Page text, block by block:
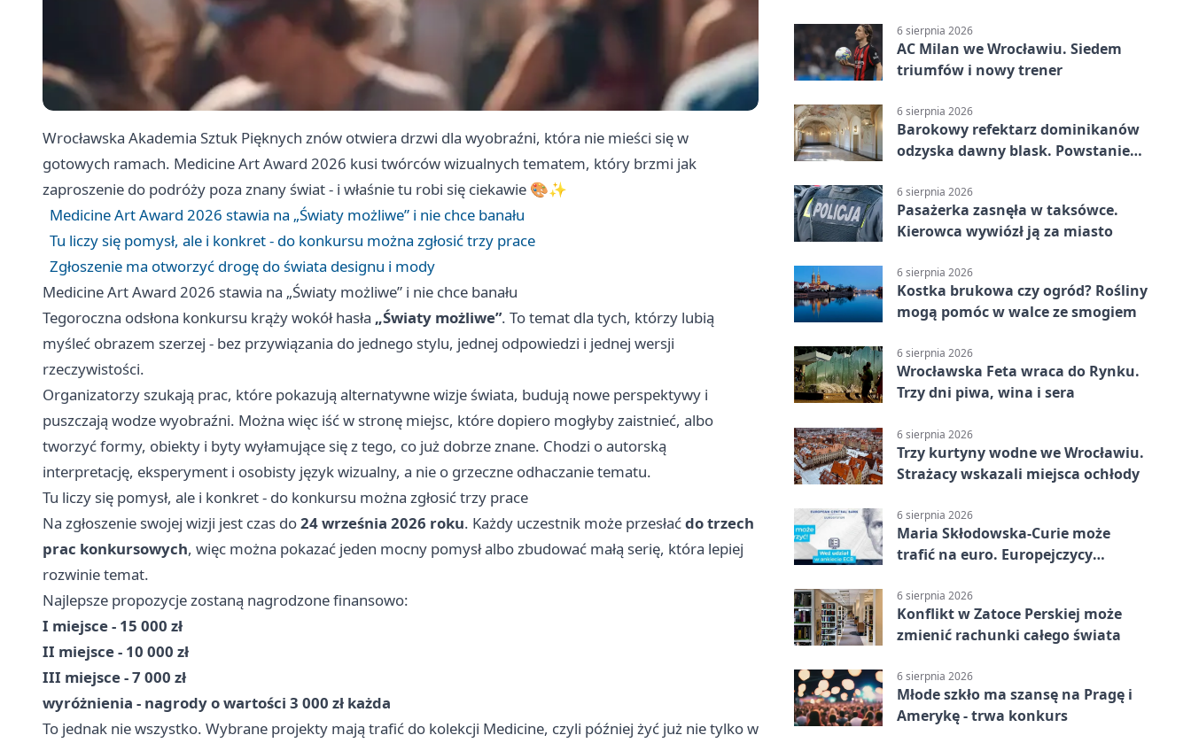
Wrocławska Akademia Sztuk Pięknych znów otwiera drzwi dla wyobraźni, która nie mieści się w
gotowych ramach. Medicine Art Award 2026 kusi twórców wizualnych tematem, który brzmi jak
zaproszenie do podróży poza znany świat - i właśnie tu robi się ciekawie 🎨✨
Medicine Art Award 2026 stawia na „Światy możliwe” i nie chce banału
Tu liczy się pomysł, ale i konkret - do konkursu można zgłosić trzy prace
Zgłoszenie ma otworzyć drogę do świata designu i mody
Medicine Art Award 2026 stawia na „Światy możliwe” i nie chce banału
Tegoroczna odsłona konkursu krąży wokół hasła „Światy możliwe”. To temat dla tych, którzy lubią
myśleć obrazem szerzej - bez przywiązania do jednego stylu, jednej odpowiedzi i jednej wersji
rzeczywistości.
Organizatorzy szukają prac, które pokazują alternatywne wizje świata, budują nowe perspektywy i
puszczają wodze wyobraźni. Można więc iść w stronę miejsc, które dopiero mogłyby zaistnieć, albo
tworzyć formy, obiekty i byty wyłamujące się z tego, co już dobrze znane. Chodzi o autorską
interpretację, eksperyment i osobisty język wizualny, a nie o grzeczne odhaczanie tematu.
Tu liczy się pomysł, ale i konkret - do konkursu można zgłosić trzy prace
Na zgłoszenie swojej wizji jest czas do24 września 2026 roku. Każdy uczestnik może przesłaćdo trzech
prac konkursowych, więc można pokazać jeden mocny pomysł albo zbudować małą serię, która lepiej
rozwinie temat.
Najlepsze propozycje zostaną nagrodzone finansowo:
I miejsce - 15 000 zł
II miejsce - 10 000 zł
III miejsce - 7 000 zł
wyróżnienia - nagrody o wartości 3 000 zł każda
To jednak nie wszystko. Wybrane projekty mają trafić do kolekcji Medicine, czyli później żyć już nie tylko w
6 sierpnia 2026
AC Milan we Wrocławiu. Siedem
triumfów i nowy trener
6 sierpnia 2026
Barokowy refektarz dominikanów
odzyska dawny blask. Powstanie
6 sierpnia 2026
Pasażerka zasnęła w taksówce.
Kierowca wywiózł ją za miasto
6 sierpnia 2026
Kostka brukowa czy ogród? Rośliny
mogą pomóc w walce ze smogiem
6 sierpnia 2026
Wrocławska Feta wraca do Rynku.
Trzy dni piwa, wina i sera
6 sierpnia 2026
Trzy kurtyny wodne we Wrocławiu.
Strażacy wskazali miejsca ochłody
6 sierpnia 2026
Maria Skłodowska-Curie może
trafić na euro. Europejczycy
6 sierpnia 2026
Konflikt w Zatoce Perskiej może
zmienić rachunki całego świata
6 sierpnia 2026
Młode szkło ma szansę na Pragę i
Amerykę - trwa konkurs